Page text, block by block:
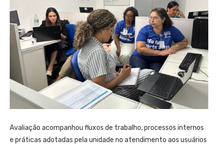
Avaliação acompanhou fluxos de trabalho, processos internos
e práticas adotadas pela unidade no atendimento aos usuários